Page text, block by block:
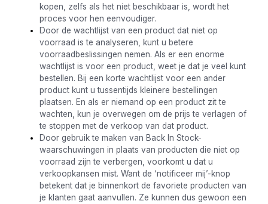
kopen, zelfs als het niet beschikbaar is, wordt het
proces voor hen eenvoudiger.
Door de wachtlijst van een product dat niet op
voorraad is te analyseren, kunt u betere
voorraadbeslissingen nemen. Als er een enorme
wachtlijst is voor een product, weet je dat je veel kunt
bestellen. Bij een korte wachtlijst voor een ander
product kunt u tussentijds kleinere bestellingen
plaatsen. En als er niemand op een product zit te
wachten, kun je overwegen om de prijs te verlagen of
te stoppen met de verkoop van dat product.
Door gebruik te maken van Back In Stock-
waarschuwingen in plaats van producten die niet op
voorraad zijn te verbergen, voorkomt u dat u
verkoopkansen mist. Want de ‘notificeer mij’-knop
betekent dat je binnenkort de favoriete producten van
je klanten gaat aanvullen. Ze kunnen dus gewoon een